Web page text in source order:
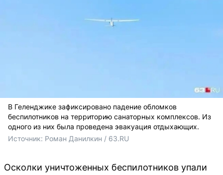
В Геленджике зафиксировано падение обломков
беспилотников на территорию санаторных комплексов. Из
одного из них была проведена эвакуация отдыхающих.
Источник: Роман Данилкин / 63.RU
Осколки уничтоженных беспилотников упали